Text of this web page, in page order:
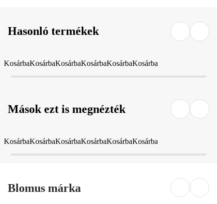
Hasonló termékek
KosárbaKosárbaKosárbaKosárbaKosárbaKosárba
Mások ezt is megnézték
KosárbaKosárbaKosárbaKosárbaKosárbaKosárba
Blomus márka